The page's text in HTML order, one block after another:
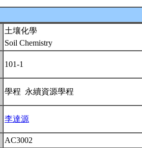
土壤化學
Soil Chemistry
101-1
學程 永續資源學程
李達源
AC3002